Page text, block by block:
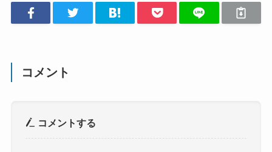
コメント
コメントする